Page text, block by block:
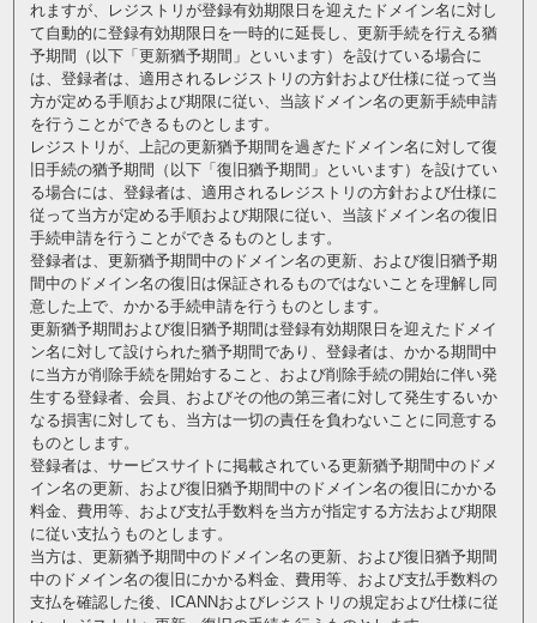
れますが、レジストリが登録有効期限日を迎えたドメイン名に対し
て自動的に登録有効期限日を一時的に延長し、更新手続を行える猶
予期間（以下「更新猶予期間」といいます）を設けている場合に
は、登録者は、適用されるレジストリの方針および仕様に従って当
方が定める手順および期限に従い、当該ドメイン名の更新手続申請
を行うことができるものとします。
レジストリが、上記の更新猶予期間を過ぎたドメイン名に対して復
旧手続の猶予期間（以下「復旧猶予期間」といいます）を設けてい
る場合には、登録者は、適用されるレジストリの方針および仕様に
従って当方が定める手順および期限に従い、当該ドメイン名の復旧
手続申請を行うことができるものとします。
登録者は、更新猶予期間中のドメイン名の更新、および復旧猶予期
間中のドメイン名の復旧は保証されるものではないことを理解し同
意した上で、かかる手続申請を行うものとします。
更新猶予期間および復旧猶予期間は登録有効期限日を迎えたドメイ
ン名に対して設けられた猶予期間であり、登録者は、かかる期間中
に当方が削除手続を開始すること、および削除手続の開始に伴い発
生する登録者、会員、およびその他の第三者に対して発生するいか
なる損害に対しても、当方は一切の責任を負わないことに同意する
ものとします。
登録者は、サービスサイトに掲載されている更新猶予期間中のドメ
イン名の更新、および復旧猶予期間中のドメイン名の復旧にかかる
料金、費用等、および支払手数料を当方が指定する方法および期限
に従い支払うものとします。
当方は、更新猶予期間中のドメイン名の更新、および復旧猶予期間
中のドメイン名の復旧にかかる料金、費用等、および支払手数料の
支払を確認した後、ICANNおよびレジストリの規定および仕様に従